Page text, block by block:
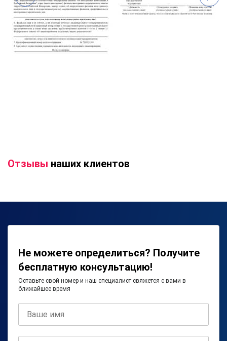
Отзывы наших клиентов
Не можете определиться? Получите
бесплатную консультацию!
Оставьте свой номер и наш специалист свяжется с вами в
ближайшее время